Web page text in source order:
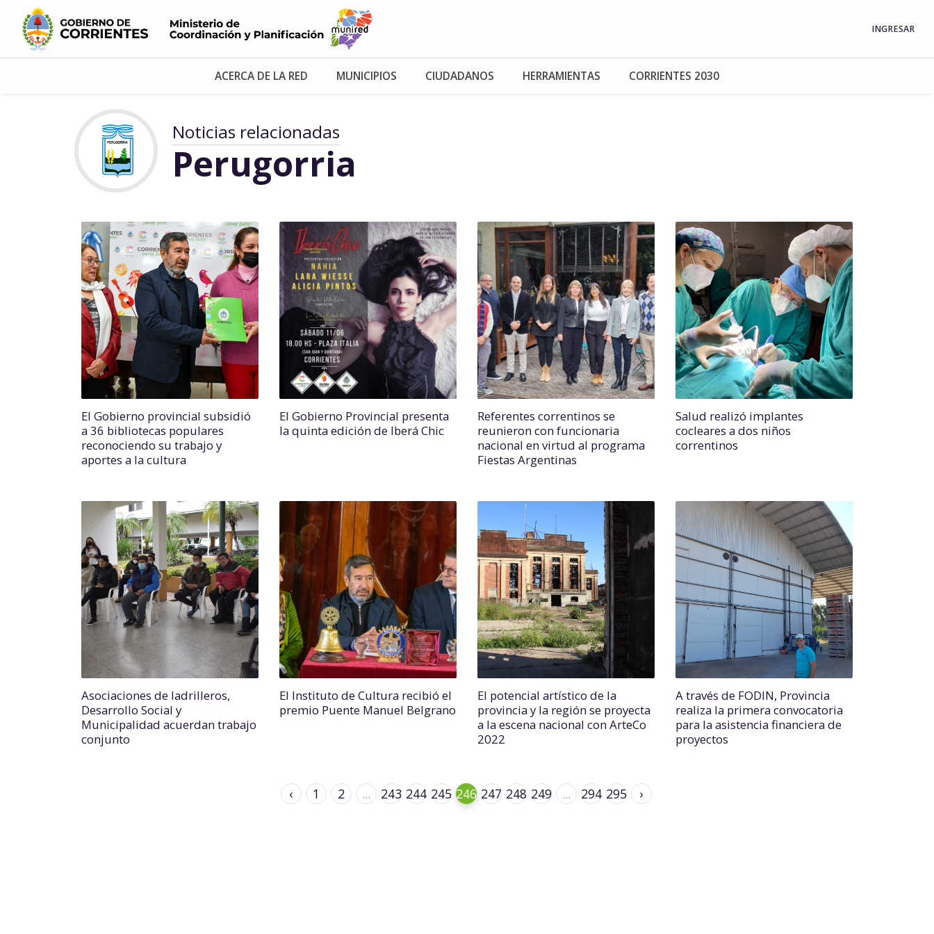
INGRESAR
ACERCA DE LA RED MUNICIPIOS CIUDADANOS HERRAMIENTAS CORRIENTES 2030
Noticias relacionadas
Perugorria
El Gobierno provincial subsidió
a 36 bibliotecas populares
reconociendo su trabajo y
aportes a la cultura
El Gobierno Provincial presenta
la quinta edición de Iberá Chic
Referentes correntinos se
reunieron con funcionaria
nacional en virtud al programa
Fiestas Argentinas
Salud realizó implantes
cocleares a dos niños
correntinos
Asociaciones de ladrilleros,
Desarrollo Social y
Municipalidad acuerdan trabajo
conjunto
El Instituto de Cultura recibió el
premio Puente Manuel Belgrano
El potencial artístico de la
provincia y la región se proyecta
a la escena nacional con ArteCo
2022
A través de FODIN, Provincia
realiza la primera convocatoria
para la asistencia financiera de
proyectos
‹ 1 2 ... 243 244 245 246 247 248 249 ... 294 295 ›